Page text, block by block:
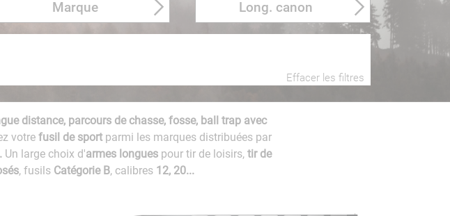
Marque Long. canon
Effacer les filtres
distance, parcours de chasse, fosse, ball trap avec
votre fusil de sportparmi les marques distribuées par
Un large choix d'armes longues pour tir de loisirs, tir de
, fusils Catégorie B, calibres 12, 20...